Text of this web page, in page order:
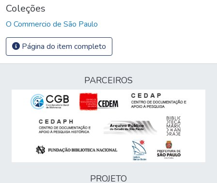
Coleções
O Commercio de São Paulo
Página do item completo
PARCEIROS
PROJETO